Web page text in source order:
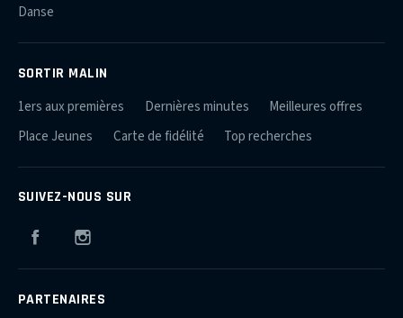
Danse
SORTIR MALIN
1ers aux premières Dernières minutes
Meilleures offres
Place Jeunes
Carte de fidélité Top recherches
SUIVEZ-NOUS SUR
Facebook
PARTENAIRES